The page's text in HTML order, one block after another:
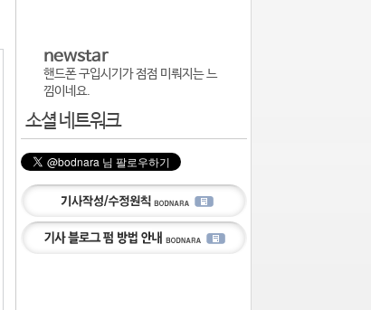
newstar
핸드폰 구입시기가 점점 미뤄지는 느
낌이네요.
소셜 네트워크